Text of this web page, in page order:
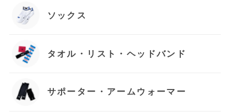
ソックス
タオル・リスト・ヘッドバンド
サポーター・アームウォーマー